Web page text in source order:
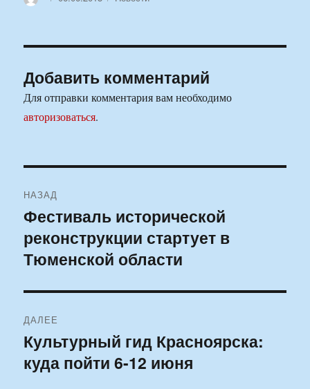
Добавить комментарий
Для отправки комментария вам необходимо
авторизоваться.
по
записям
НАЗАД
Предыдущая
запись:
Фестиваль исторической
реконструкции стартует в
Тюменской области
ДАЛЕЕ
Следующая
запись:
Культурный гид Красноярска:
куда пойти 6-12 июня